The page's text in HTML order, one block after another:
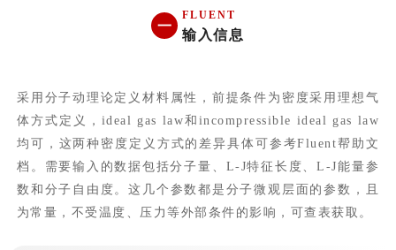
一
FLUENT
输入信息
采用分子动理论定义材料属性，前提条件为密度采用理想气
体方式定义，ideal gas law和incompressible ideal gas law
均可，这两种密度定义方式的差异具体可参考Fluent帮助文
档。需要输入的数据包括分子量、L-J特征长度、L-J能量参
数和分子自由度。这几个参数都是分子微观层面的参数，且
为常量，不受温度、压力等外部条件的影响，可查表获取。